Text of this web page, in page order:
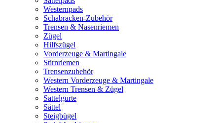
Westernpads
Schabracken-Zubehör
Trensen & Nasenriemen
Zügel
Hilfszügel
Vorderzeuge & Martingale
Stirnriemen
Trensenzubehör
Western Vorderzeuge & Martingale
Western Trensen & Zügel
Sattelgurte
Sättel
Steigbügel